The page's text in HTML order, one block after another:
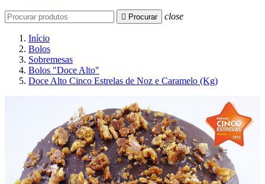
 Procurar close
Início
Bolos
Sobremesas
Bolos "Doce Alto"
Doce Alto Cinco Estrelas de Noz e Caramelo (Kg)